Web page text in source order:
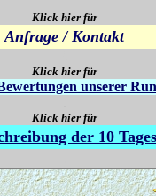
Klick hier für
Anfrage / Kontakt
Klick hier für
unserer
Klick hier für
der 10